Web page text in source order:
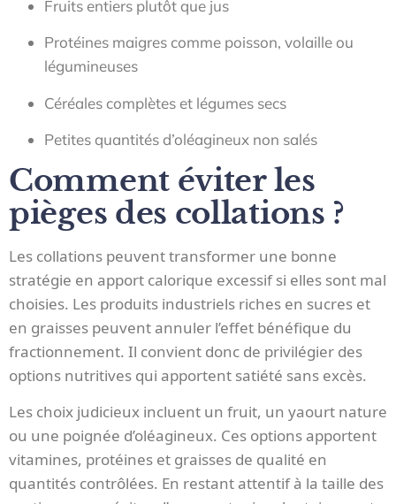
Fruits entiers plutôt que jus
Protéines maigres comme poisson, volaille ou
légumineuses
Céréales complètes et légumes secs
Petites quantités d’oléagineux non salés
Comment éviter les
pièges des collations ?
Les collations peuvent transformer une bonne
stratégie en apport calorique excessif si elles sont mal
choisies. Les produits industriels riches en sucres et
en graisses peuvent annuler l’effet bénéfique du
fractionnement. Il convient donc de privilégier des
options nutritives qui apportent satiété sans excès.
Les choix judicieux incluent un fruit, un yaourt nature
ou une poignée d’oléagineux. Ces options apportent
vitamines, protéines et graisses de qualité en
quantités contrôlées. En restant attentif à la taille des